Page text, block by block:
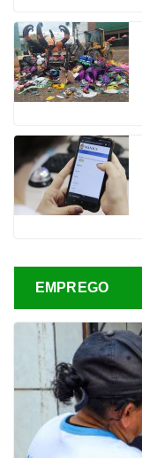
EMPREGO